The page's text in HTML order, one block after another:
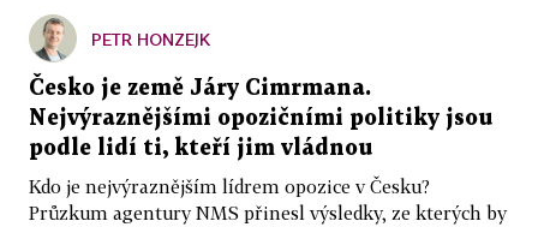
PETR HONZEJK
Česko je země Járy Cimrmana.
Nejvýraznějšími opozičními politiky jsou
podle lidí ti, kteří jim vládnou
Kdo je nejvýraznějším lídrem opozice v Česku?
Průzkum agentury NMS přinesl výsledky, ze kterých by